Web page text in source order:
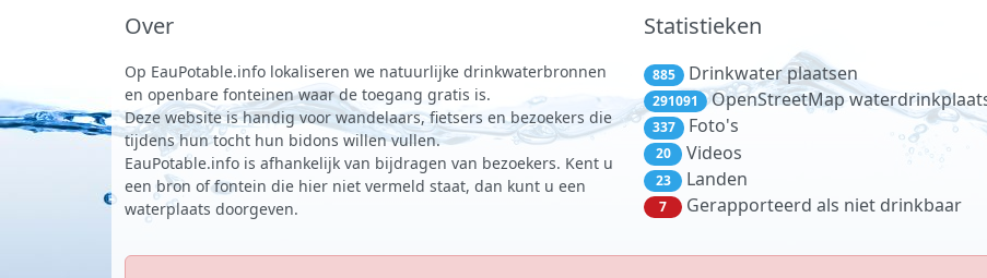
Over
Op EauPotable.info lokaliseren we natuurlijke drinkwaterbronnen
en openbare fonteinen waar de toegang gratis is.
Deze website is handig voor wandelaars, fietsers en bezoekers die
tijdens hun tocht hun bidons willen vullen.
EauPotable.info is afhankelijk van bijdragen van bezoekers. Kent u
een bron of fontein die hier niet vermeld staat, dan kunt u een
waterplaats doorgeven.
Statistieken
885 Drinkwater plaatsen
291091 OpenStreetMap
337 Foto's
20 Videos
23 Landen
7 Gerapporteerd als niet drinkbaar